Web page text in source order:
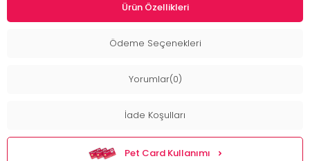
Ürün Özellikleri
Ödeme Seçenekleri
Yorumlar(0)
İade Koşulları
Pet Card Kullanımı